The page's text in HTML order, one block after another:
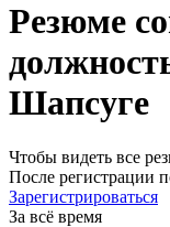
Резюме
Шапсуге
Чтобы видеть все
После регистрации
Зарегистрироваться
За всё время